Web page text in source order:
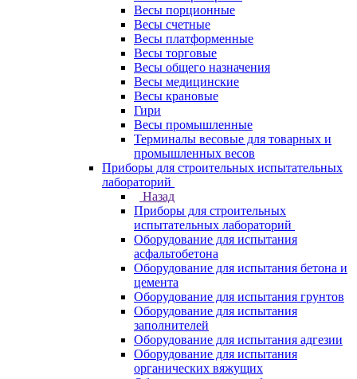
Весы порционные
Весы счетные
Весы платформенные
Весы торговые
Весы общего назначения
Весы медицинские
Весы крановые
Гири
Весы промышленные
Терминалы весовые для товарных и
промышленных весов
Приборы для строительных испытательных
лабораторий
Назад
Приборы для строительных
испытательных лабораторий
Оборудование для испытания
асфальтобетона
Оборудование для испытания бетона и
цемента
Оборудование для испытания грунтов
Оборудование для испытания
заполнителей
Оборудование для испытания адгезии
Оборудование для испытания
органических вяжущих